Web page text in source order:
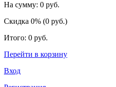
На сумму: 0 руб.
Скидка 0% (0 руб.)
Итого: 0 руб.
Перейти в корзину
Вход